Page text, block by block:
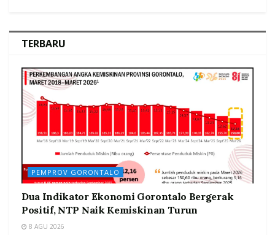
TERBARU
PEMPROV GORONTALO
Dua Indikator Ekonomi Gorontalo Bergerak
Positif, NTP Naik Kemiskinan Turun
8 AGU 2026